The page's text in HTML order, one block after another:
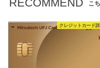
RECOMMEND こ
クレジットカード